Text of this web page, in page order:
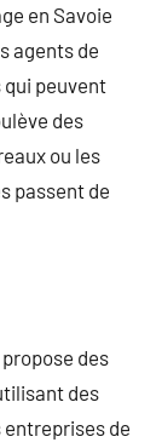
en Savoie
agents de
peuvent
des
ou les
passent de
des
des
de